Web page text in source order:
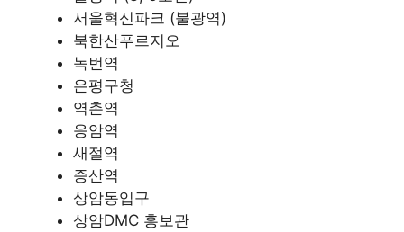
서울혁신파크 (불광역)
북한산푸르지오​
녹번역​
은평구청​
역촌역
응암역​
새절역​
증산역
상암동입구​
상암DMC 홍보관​